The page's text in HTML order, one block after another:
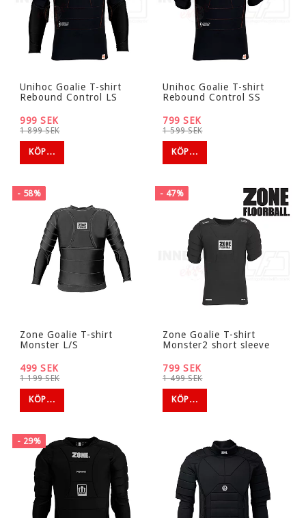
Unihoc Goalie T-shirt
Rebound Control LS
1 899 SEK
999 SEK
KÖP…
Unihoc Goalie T-shirt
Rebound Control SS
1 599 SEK
799 SEK
KÖP…
- 58%
Zone Goalie T-shirt
Monster L/S
1 199 SEK
499 SEK
KÖP…
- 47%
Zone Goalie T-shirt
Monster2 short sleeve
1 499 SEK
799 SEK
KÖP…
- 29%